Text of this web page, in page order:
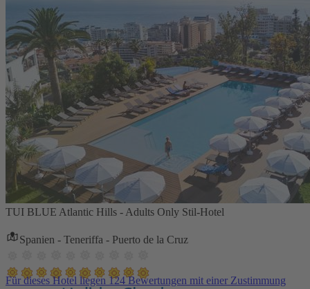
TUI BLUE Atlantic Hills - Adults Only Stil-Hotel
Spanien - Teneriffa - Puerto de la Cruz
Für dieses Hotel liegen 124 Bewertungen mit einer Zustimmung